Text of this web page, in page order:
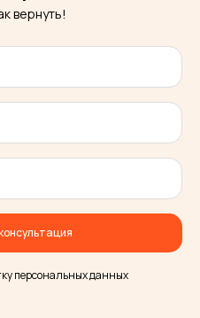
вернуть!
персональных данных